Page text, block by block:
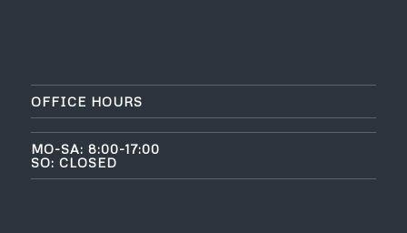
OFFICE HOURS
MO-SA: 8:00-17:00
SO: CLOSED